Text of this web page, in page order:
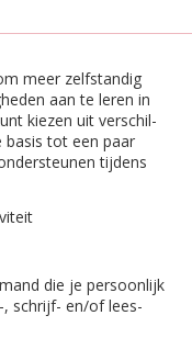
meer zelfstandig
aan te leren in
kiezen uit verschil­
basis tot een paar
tijdens
die je persoonlijk
, schrijf- en/of lees­